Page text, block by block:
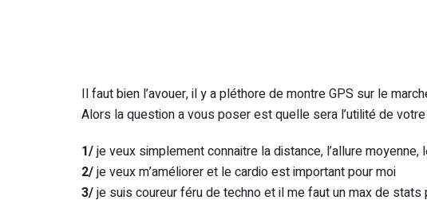
Il faut bien l’avouer, il y a pléthore de montre GPS sur le
Alors la question a vous poser est quelle sera l’utilité de
1/je veux simplement connaitre la distance, l’allure moyenne,
2/je veux m’améliorer et le cardio est important pour moi
3/je suis coureur féru de techno et il me faut un max de stats